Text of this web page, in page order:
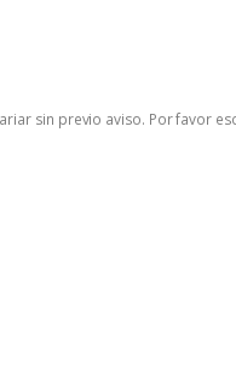
sin previo aviso. Por favor